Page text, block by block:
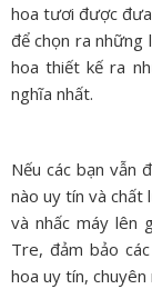
hoa tươi được
để chọn ra
hoa thiết kế ra
nghĩa nhất.
Nếu các bạn vẫn
nào uy tín và chất
và nhấc máy lên
Tre, đảm bảo
hoa uy tín, chuyên